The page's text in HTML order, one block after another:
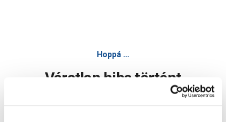
Hoppá ...
Váratlan hiba történt